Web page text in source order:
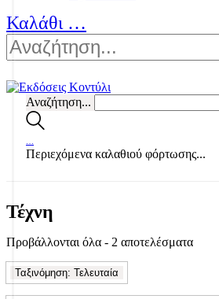
Καλάθι …
Αναζήτηση...
Περιεχόμενα καλαθιού φόρτωσης...
Τέχνη
Προβάλλονται όλα - 2 αποτελέσματαSorted
Ταξινόμηση: Τελευταία